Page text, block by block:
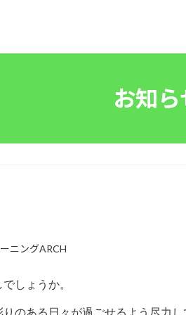
お知ら
ニングARCH
しょうか。
のある日々が過ごせるよう尽力